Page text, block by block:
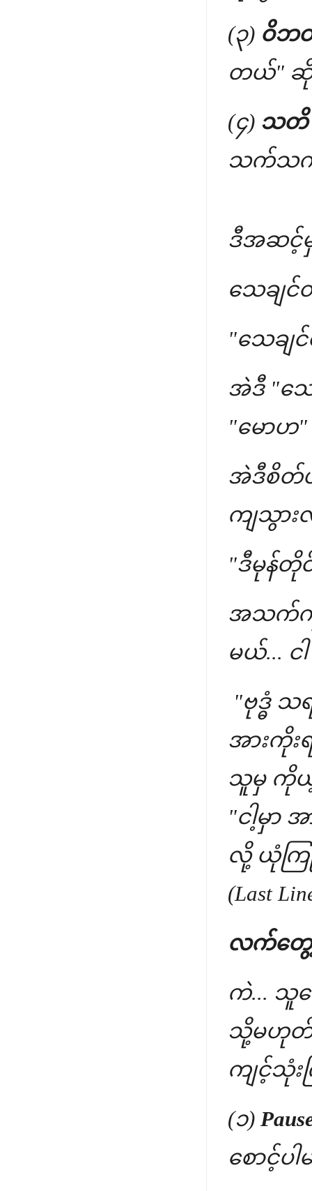
(၃) ဝိဘဝ
တယ်" ဆို
(၄) သတိ
သက်သ
ဒီအဆင့်
သေချင်
"သေချ
အဲဒီ "သေ
"မောဟ"
အဲဒီစိတ်ဟ
ကျသွား
"ဒီမုန်တို
အသက်ကို ပ
မယ်... င
"ဗုဒ္ဓံ
အားကိုး
သူမှ ကိုယ့်
"ငါ့မှာ
လို့ ယုံကြ
(Last
လက်တွေ့ ရှု
ကဲ... သူတ
သို့မဟုတ်
ကျင့်သုံး
(၁)
စောင့်ပ